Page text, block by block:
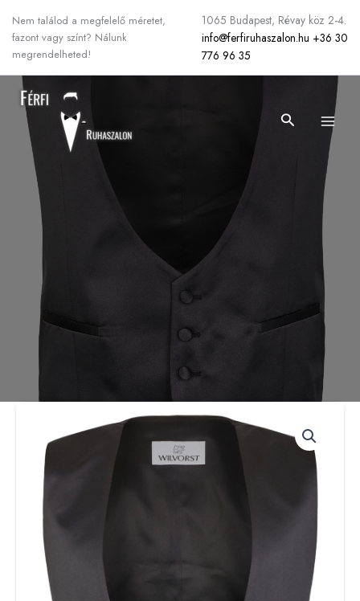
Nem találod a megfelelő méretet,
fazont vagy színt? Nálunk
megrendelheted!
1065 Budapest, Révay köz 2-4.
info@ferfiruhaszalon.hu +36 30
776 96 35
Search